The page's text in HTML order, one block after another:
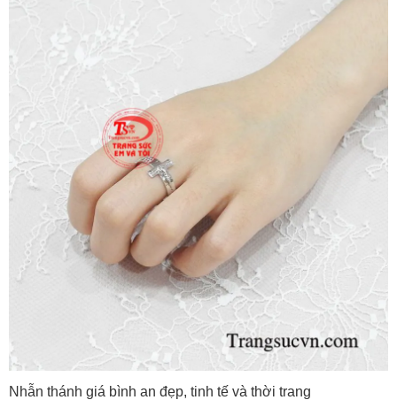
Nhẫn thánh giá bình an đẹp, tinh tế và thời trang